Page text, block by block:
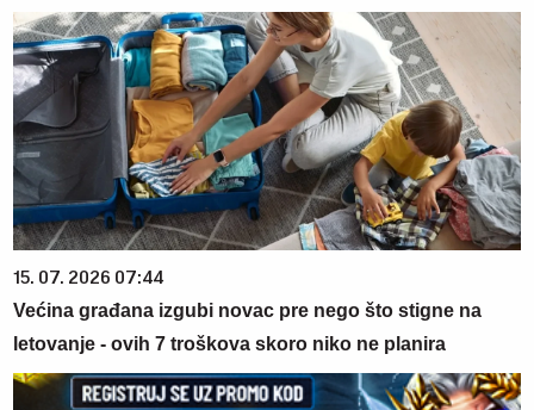
15. 07. 2026 07:44
Većina građana izgubi novac pre nego što stigne na
letovanje - ovih 7 troškova skoro niko ne planira